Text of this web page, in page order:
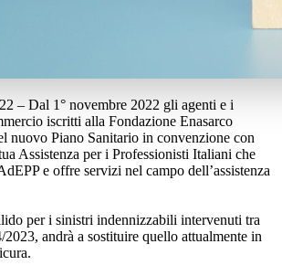
– Dal 1° novembre 2022 gli agenti e i
iscritti alla Fondazione Enasarco
nuovo Piano Sanitario in convenzione con
Assistenza per i Professionisti Italiani che
e offre servizi nel campo dell’assistenza
per i sinistri indennizzabili intervenuti tra
andrà a sostituire quello attualmente in